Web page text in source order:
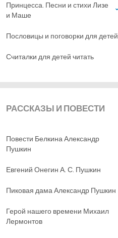
Принцесса. Песни и стихи Лизе
и Маше
Пословицы и поговорки для детей
Считалки для детей читать
РАССКАЗЫ И ПОВЕСТИ
Повести Белкина Александр
Пушкин
Евгений Онегин А. С. Пушкин
Пиковая дама Александр Пушкин
Герой нашего времени Михаил
Лермонтов